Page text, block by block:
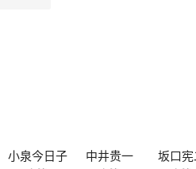
小泉今日子 中井贵一 坂口宪